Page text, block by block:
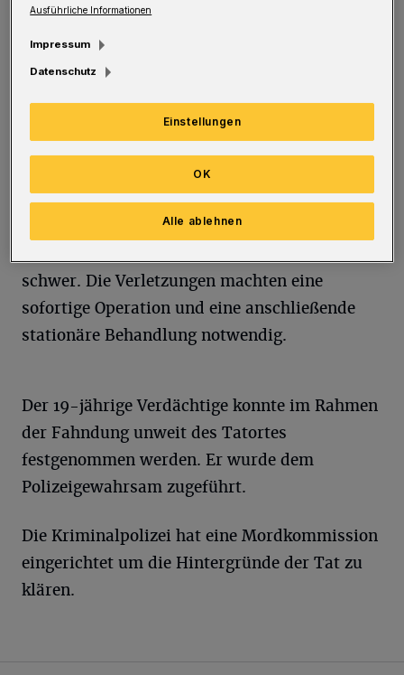
D er 20-jährige Verletzte entzündete zuvor
Schwebebahnhaltestelle in Unterbarmen, als
es zur Auseinandersetzung mit einem 19-
In der Folge zog der Tatverdächtige ein Messer
schwer. Die Verletzungen machten eine
sofortige Operation und eine anschließende
stationäre Behandlung notwendig.
Der 19-jährige Verdächtige konnte im Rahmen
der Fahndung unweit des Tatortes
festgenommen werden. Er wurde dem
Polizeigewahrsam zugeführt.
Die Kriminalpolizei hat eine Mordkommission
eingerichtet um die Hintergründe der Tat zu
klären.
Ausführliche Informationen
Impressum
Datenschutz
Einstellungen
Alle ablehnen
OK